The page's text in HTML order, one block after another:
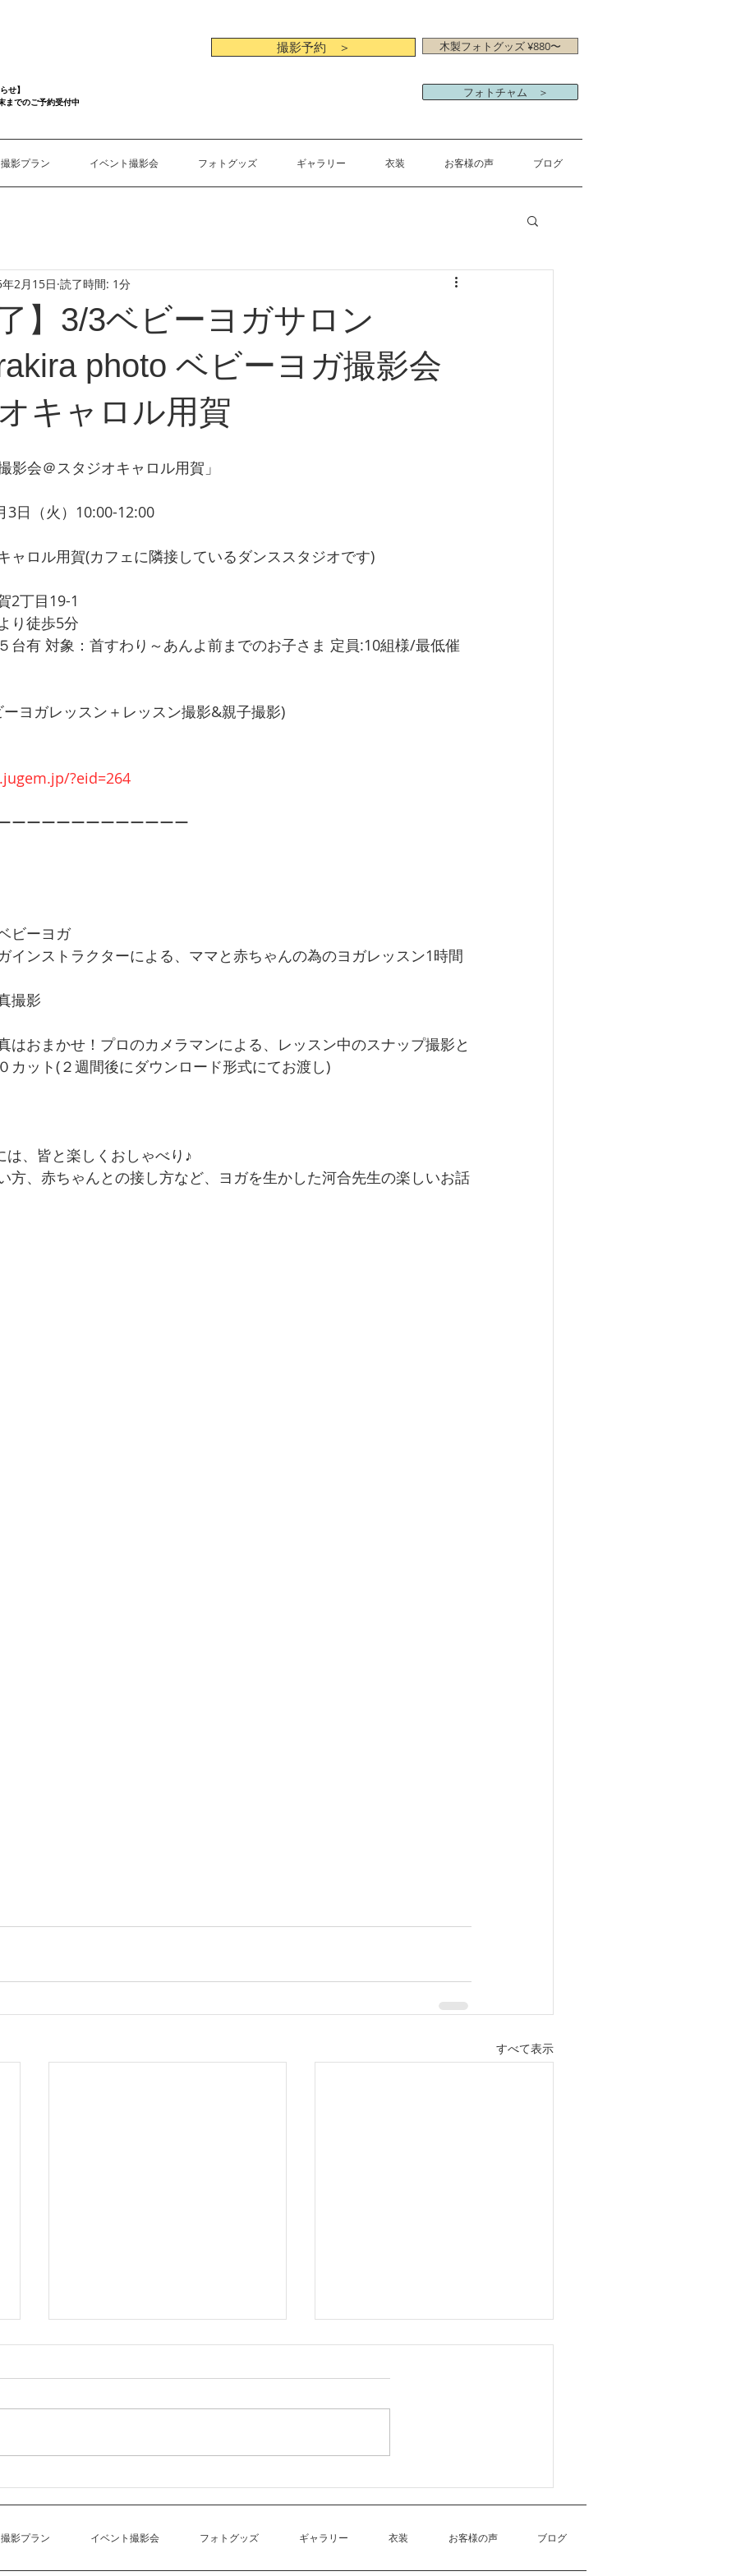
せ】
までのご予約受付中
撮影予約 ＞ 木製フォトグッズ ¥880〜
フォトチャム ＞
撮影プラン イベント撮影会 フォトグッズ ギャラリー 衣装 お客様の声 ブログ
】3/3ベビーヨガサロン
photo ベビーヨガ撮影会
キャロル用賀
2月15日 読了時間: 1分
影会＠スタジオキャロル用賀」
3日（火）10:00-12:00
ャロル用賀(カフェに隣接しているダンススタジオです)
2丁目19-1
り徒歩5分
台有 対象：首すわり～あんよ前までのお子さま 定員:10組様/最低催
ヨガレッスン＋レッスン撮影&親子撮影)
?eid=264
ーーーーーーーーーーーー
ビーヨガ
インストラクターによる、ママと赤ちゃんの為のヨガレッスン1時間
撮影
はおまかせ！プロのカメラマンによる、レッスン中のスナップ撮影と
カット(２週間後にダウンロード形式にてお渡し)
、皆と楽しくおしゃべり♪
方、赤ちゃんとの接し方など、ヨガを生かした河合先生の楽しいお話
すべて表示
催イベントに関するお知らせ
撮影プラン イベント撮影会 フォトグッズ ギャラリー 衣装 お客様の声 ブログ